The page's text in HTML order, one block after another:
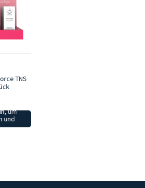
TNS
um
und